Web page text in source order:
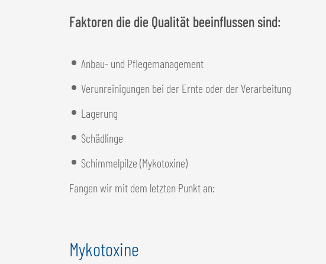
Faktoren die die Qualität beeinflussen sind:
Anbau- und Pflegemanagement
Verunreinigungen bei der Ernte oder der Verarbeitung
Lagerung
Schädlinge
Schimmelpilze (Mykotoxine)
Fangen wir mit dem letzten Punkt an:
Mykotoxine